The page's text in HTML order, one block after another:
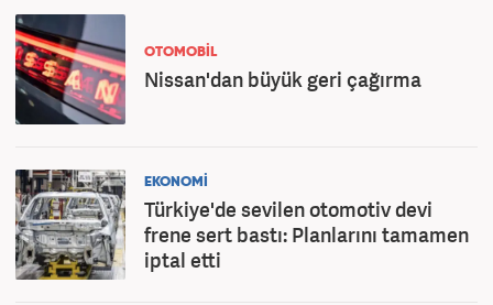
OTOMOBİL
Nissan'dan büyük geri çağırma
EKONOMİ
Türkiye'de sevilen otomotiv devi
frene sert bastı: Planlarını tamamen
iptal etti